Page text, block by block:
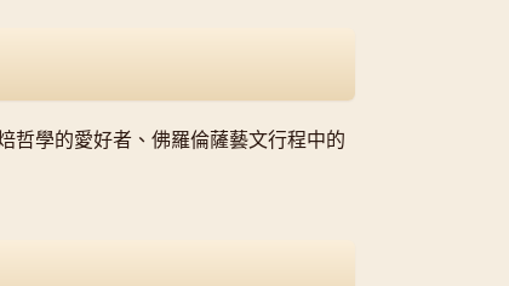
哲學的愛好者、佛羅倫薩藝文行程中的